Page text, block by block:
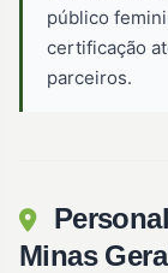
público
certificação
parceiros.
Minas